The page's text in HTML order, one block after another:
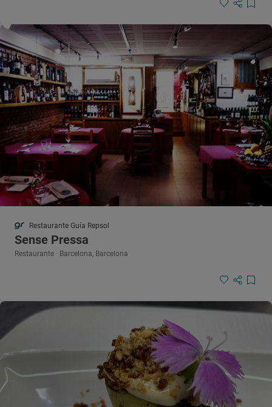
Restaurante Guía Repsol
Sense Pressa
Restaurante · Barcelona, Barcelona